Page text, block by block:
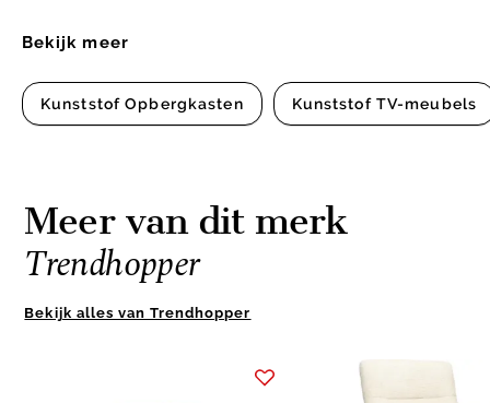
Bekijk meer
Kunststof Opbergkasten Kunststof TV-meubels
Meer van dit merk
Trendhopper
Bekijk alles van Trendhopper